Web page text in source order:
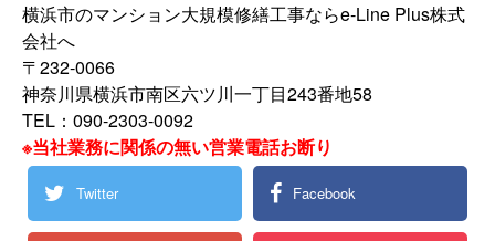
横浜市のマンション大規模修繕工事ならe-Line Plus株式
会社へ
〒232-0066
神奈川県横浜市南区六ツ川一丁目243番地58
TEL：090-2303-0092
※当社業務に関係の無い営業電話お断り
Twitter Facebook